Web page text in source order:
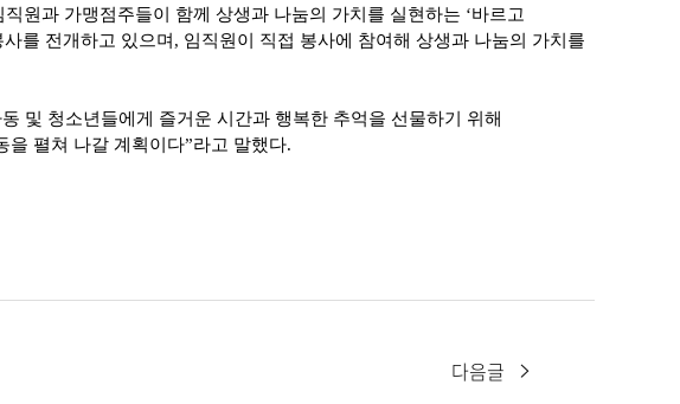
원과 가맹점주들이 함께 상생과 나눔의 가치를 실현하는 ‘바르고
를 전개하고 있으며, 임직원이 직접 봉사에 참여해 상생과 나눔의 가치를
및 청소년들에게 즐거운 시간과 행복한 추억을 선물하기 위해
펼쳐 나갈 계획이다”라고 말했다.
다음글